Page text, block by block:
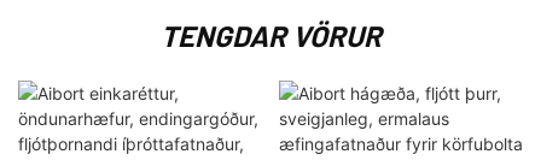
TENGDAR VÖRUR